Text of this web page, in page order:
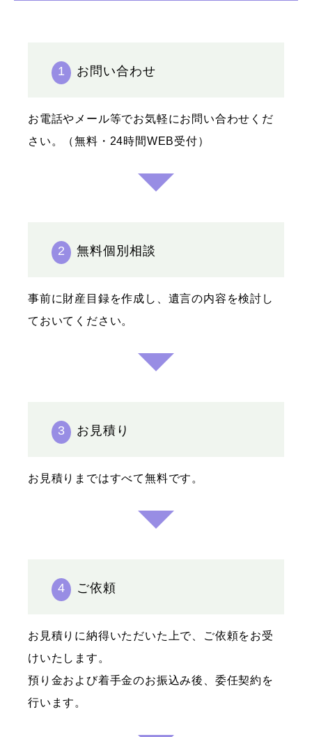
1 お問い合わせ
お電話やメール等でお気軽にお問い合わせくだ
さい。（無料・24時間WEB受付）
2 無料個別相談
事前に財産目録を作成し、遺言の内容を検討し
ておいてください。
3 お見積り
お見積りまではすべて無料です。
4 ご依頼
お見積りに納得いただいた上で、ご依頼をお受
けいたします。
預り金および着手金のお振込み後、委任契約を
行います。